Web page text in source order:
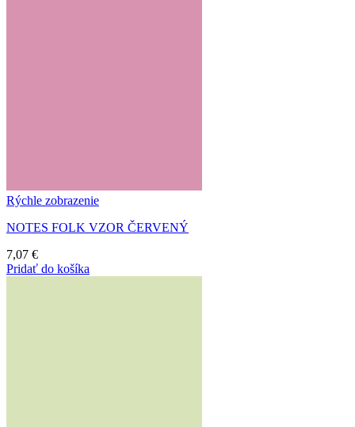
Rýchle zobrazenie
NOTES FOLK VZOR ČERVENÝ
7,07 €
Pridať do košíka